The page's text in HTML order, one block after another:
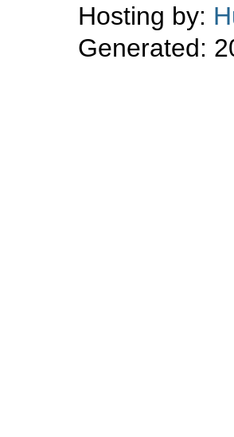
Hosting by:
Generated: